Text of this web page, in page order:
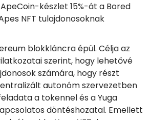
készlet 15%-át a Bored
NFT tulajdonosoknak
blokkláncra épül. Célja az
szerint, hogy lehetővé
számára, hogy részt
autonóm szervezetben
a tokennel és a Yuga
döntéshozatal. Emellett